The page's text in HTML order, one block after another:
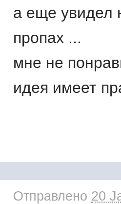
а еще увидел
пропах ...
мне не
идея имеет
Отправлено 20